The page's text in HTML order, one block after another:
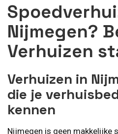
Nijmegen?
Verhuizen
Verhuizen in
die je
kennen
Nijmegen is geen makkelijke